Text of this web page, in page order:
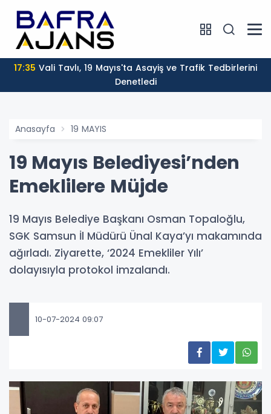
17:35
Denetledi
Anasayfa 19 MAYIS
19 Mayıs Belediyesi’nden
Emeklilere Müjde
19 Mayıs Belediye Başkanı Osman Topaloğlu,
SGK Samsun İl Müdürü Ünal Kaya’yı makamında
ağırladı. Ziyarette, ‘2024 Emekliler Yılı’
dolayısıyla protokol imzalandı.
10-07-2024 09:07